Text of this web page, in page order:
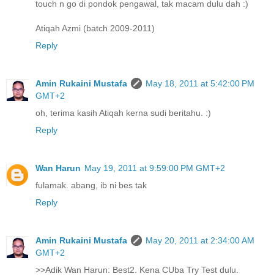
touch n go di pondok pengawal, tak macam dulu dah :)
Atiqah Azmi (batch 2009-2011)
Reply
Amin Rukaini Mustafa
May 18, 2011 at 5:42:00 PM
GMT+2
oh, terima kasih Atiqah kerna sudi beritahu. :)
Reply
Wan Harun May 19, 2011 at 9:59:00 PM GMT+2
fulamak. abang, ib ni bes tak
Reply
Amin Rukaini Mustafa
May 20, 2011 at 2:34:00 AM
GMT+2
>>Adik Wan Harun: Best2. Kena CUba Try Test dulu.